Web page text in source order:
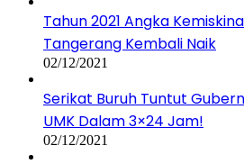
Tahun 2021 Angka
Tangerang Kembali Naik
02/12/2021
Serikat Buruh Tuntut
UMK Dalam 3×24 Jam!
02/12/2021